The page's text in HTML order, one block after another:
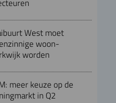
West moet
woon-
worden
meer keuze op de
in Q2